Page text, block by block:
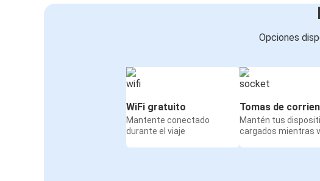
Opciones
WiFi gratuito
Mantente conectado
durante el viaje
Tomas de
Mantén tus
cargados mientras